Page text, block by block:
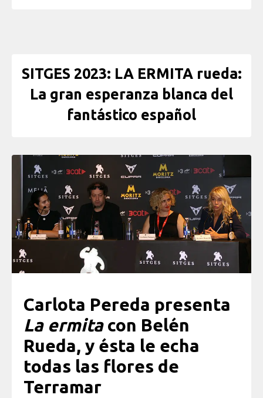
SITGES 2023: LA ERMITA rueda:
La gran esperanza blanca del
fantástico español
Carlota Pereda presenta
La ermitacon Belén
Rueda, y ésta le echa
todas las flores de
Terramar